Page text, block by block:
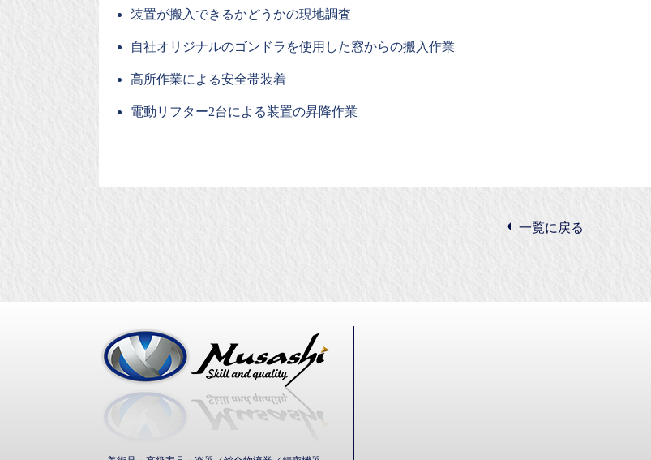
装置が搬入できるかどうかの現地調査
自社オリジナルのゴンドラを使用した窓からの搬入作業
高所作業による安全帯装着
電動リフター2台による装置の昇降作業
一覧に戻る